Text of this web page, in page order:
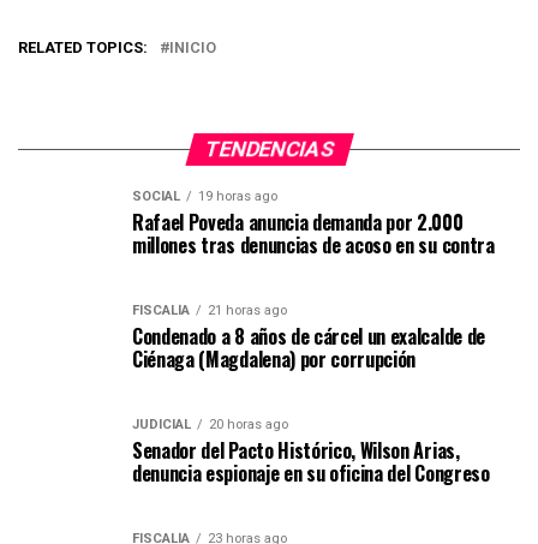
RELATED TOPICS: INICIO
TENDENCIAS
SOCIAL 19 horas ago
Rafael Poveda anuncia demanda por 2.000
millones tras denuncias de acoso en su contra
FISCALÍA 21 horas ago
Condenado a 8 años de cárcel un exalcalde de
Ciénaga (Magdalena) por corrupción
JUDICIAL 20 horas ago
Senador del Pacto Histórico, Wilson Arias,
denuncia espionaje en su oficina del Congreso
FISCALÍA 23 horas ago